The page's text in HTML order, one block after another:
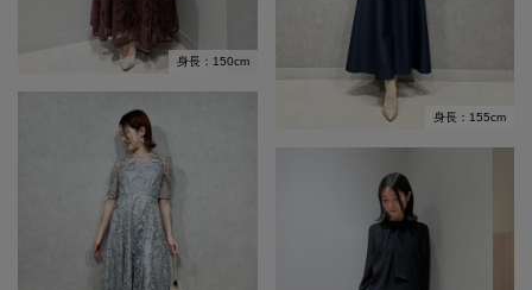
身長：150cm
身長：155cm